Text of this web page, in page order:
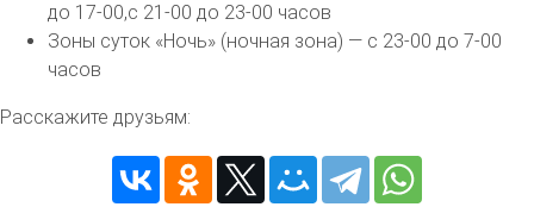
до 17-00,с 21-00 до 23-00 часов
Зоны суток «Ночь» (ночная зона) — с 23-00 до 7-00
часов
Расскажите друзьям: